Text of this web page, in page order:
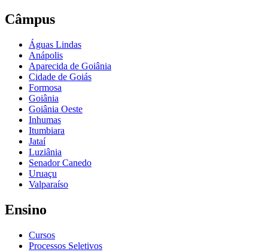
Câmpus
Águas Lindas
Anápolis
Aparecida de Goiânia
Cidade de Goiás
Formosa
Goiânia
Goiânia Oeste
Inhumas
Itumbiara
Jataí
Luziânia
Senador Canedo
Uruaçu
Valparaíso
Ensino
Cursos
Processos Seletivos